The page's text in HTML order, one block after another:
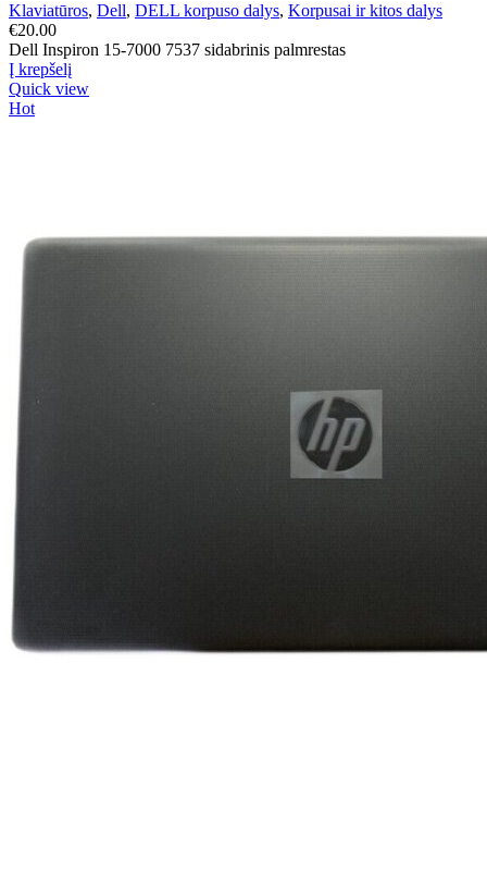
Klaviatūros, Dell, DELL korpuso dalys, Korpusai ir kitos dalys
€20.00
Dell Inspiron 15-7000 7537 sidabrinis palmrestas
Į krepšelį
Quick view
Hot